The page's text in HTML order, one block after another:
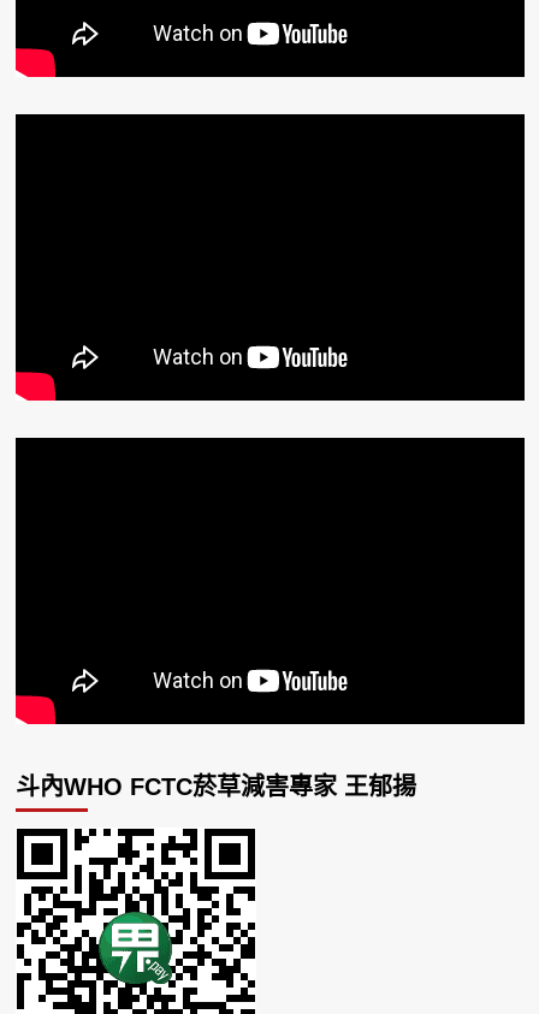
斗內WHO FCTC菸草減害專家 王郁揚